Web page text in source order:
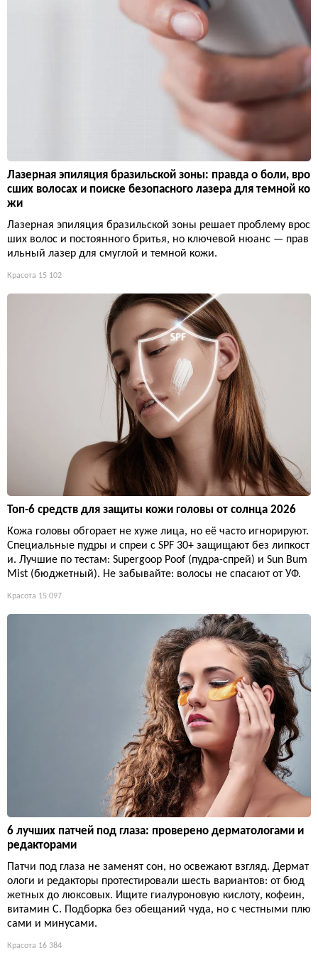
Лазерная эпиляция бразильской зоны: правда о боли, вро
сших волосах и поиске безопасного лазера для темной ко
жи
Лазерная эпиляция бразильской зоны решает проблему врос
ших волос и постоянного бритья, но ключевой нюанс — прав
ильный лазер для смуглой и темной кожи.
Красота 15 102
Топ-6 средств для защиты кожи головы от солнца 2026
Кожа головы обгорает не хуже лица, но её часто игнорируют.
Специальные пудры и спреи с SPF 30+ защищают без липкост
и. Лучшие по тестам: Supergoop Poof (пудра-спрей) и Sun Bum
Mist (бюджетный). Не забывайте: волосы не спасают от УФ.
Красота 15 097
6 лучших патчей под глаза: проверено дерматологами и
редакторами
Патчи под глаза не заменят сон, но освежают взгляд. Дермат
ологи и редакторы протестировали шесть вариантов: от бюд
жетных до люксовых. Ищите гиалуроновую кислоту, кофеин,
витамин С. Подборка без обещаний чуда, но с честными плю
сами и минусами.
Красота 16 384